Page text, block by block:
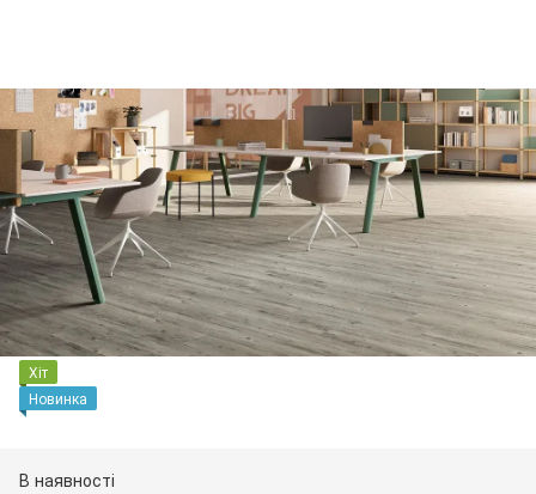
Хіт
Новинка
В наявності